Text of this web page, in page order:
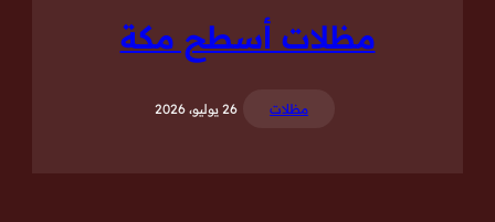
مظلات أسطح مكة
مظلات 26 يوليو، 2026